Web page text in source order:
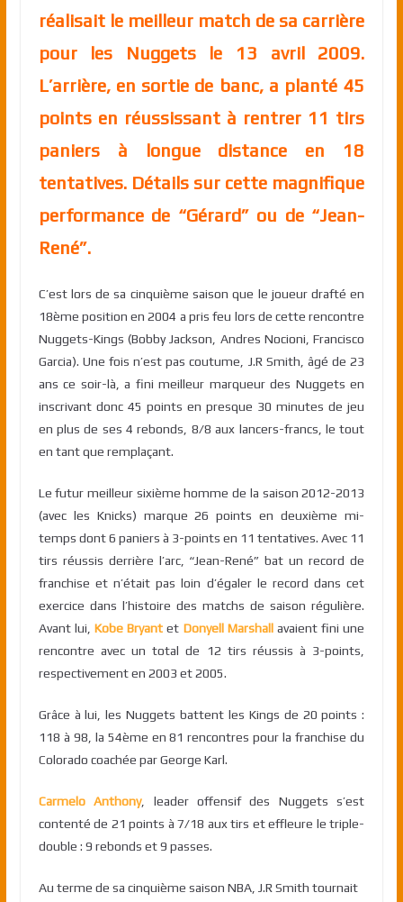
réalisait le meilleur match de sa carrière
pour les Nuggets le 13 avril 2009.
L’arrière, en sortie de banc, a planté 45
points en réussissant à rentrer 11 tirs
paniers à longue distance en 18
tentatives. Détails sur cette magnifique
performance de “Gérard” ou de “Jean-
René”.
C’est lors de sa cinquième saison que le joueur drafté en
18ème position en 2004 a pris feu lors de cette rencontre
Nuggets-Kings (Bobby Jackson, Andres Nocioni, Francisco
Garcia). Une fois n’est pas coutume, J.R Smith, âgé de 23
ans ce soir-là, a fini meilleur marqueur des Nuggets en
inscrivant donc 45 points en presque 30 minutes de jeu
en plus de ses 4 rebonds, 8/8 aux lancers-francs, le tout
en tant que remplaçant.
Le futur meilleur sixième homme de la saison 2012-2013
(avec les Knicks) marque 26 points en deuxième mi-
temps dont 6 paniers à 3-points en 11 tentatives. Avec 11
tirs réussis derrière l’arc, “Jean-René” bat un record de
franchise et n’était pas loin d’égaler le record dans cet
exercice dans l’histoire des matchs de saison régulière.
Avant lui,Kobe Bryant et Donyell Marshall avaient fini une
rencontre avec un total de 12 tirs réussis à 3-points,
respectivement en 2003 et 2005.
Grâce à lui, les Nuggets battent les Kings de 20 points :
118 à 98, la 54ème en 81 rencontres pour la franchise du
Colorado coachée par George Karl.
Carmelo Anthony, leader offensif des Nuggets s’est
contenté de 21 points à 7/18 aux tirs et effleure le triple-
double : 9 rebonds et 9 passes.
Au terme de sa cinquième saison NBA, J.R Smith tournait